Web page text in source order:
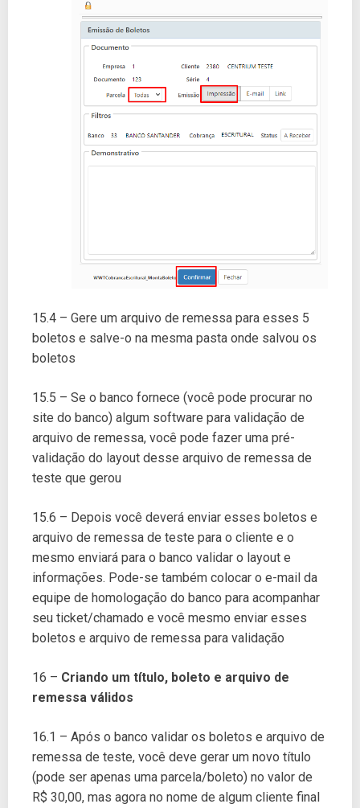
15.4 – Gere um arquivo de remessa para esses 5
boletos e salve-o na mesma pasta onde salvou os
boletos
15.5 – Se o banco fornece (você pode procurar no
site do banco) algum software para validação de
arquivo de remessa, você pode fazer uma pré-
validação do layout desse arquivo de remessa de
teste que gerou
15.6 – Depois você deverá enviar esses boletos e
arquivo de remessa de teste para o cliente e o
mesmo enviará para o banco validar o layout e
informações. Pode-se também colocar o e-mail da
equipe de homologação do banco para acompanhar
seu ticket/chamado e você mesmo enviar esses
boletos e arquivo de remessa para validação
16 – Criando um título, boleto e arquivo de
remessa válidos
16.1 – Após o banco validar os boletos e arquivo de
remessa de teste, você deve gerar um novo título
(pode ser apenas uma parcela/boleto) no valor de
R$ 30,00, mas agora no nome de algum cliente final